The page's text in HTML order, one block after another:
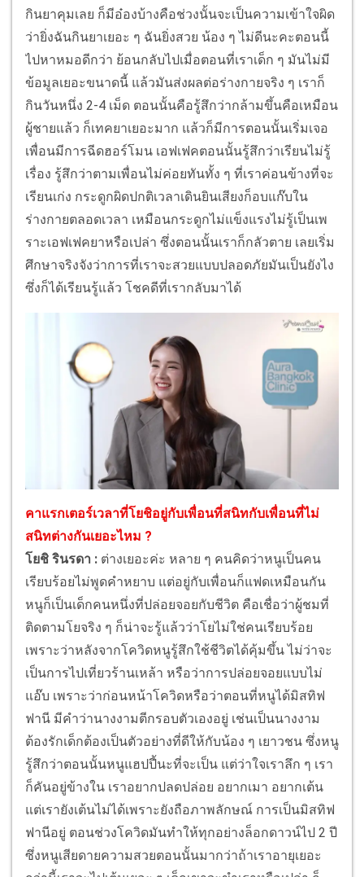
กินยาคุมเลย ก็มีอ๋องบ้างคือช่วงนั้นจะเป็นความเข้าใจผิด
ว่ายิ่งฉันกินยาเยอะ ๆ ฉันยิ่งสวย น้อง ๆ ไม่ดีนะคะตอนนี้
ไปหาหมอดีกว่า ย้อนกลับไปเมื่อตอนที่เราเด็ก ๆ มันไม่มี
ข้อมูลเยอะขนาดนี้ แล้วมันส่งผลต่อร่างกายจริง ๆ เราก็
กินวันหนึ่ง 2-4 เม็ด ตอนนั้นคือรู้สึกว่ากล้ามขึ้นคือเหมือน
ผู้ชายแล้ว ก็เทคยาเยอะมาก แล้วก็มีการตอนนั้นเริ่มเจอ
เพื่อนมีการฉีดฮอร์โมน เอฟเฟคตอนนั้นรู้สึกว่าเรียนไม่รู้
เรื่อง รู้สึกว่าตามเพื่อนไม่ค่อยทันทั้ง ๆ ที่เราค่อนข้างที่จะ
เรียนเก่ง กระดูกผิดปกติเวลาเดินยินเสียงก็อบแก๊บใน
ร่างกายตลอดเวลา เหมือนกระดูกไม่แข็งแรงไม่รู้เป็นเพ
ราะเอฟเฟคยาหรือเปล่า ซึ่งตอนนั้นเราก็กลัวตาย เลยเริ่ม
ศึกษาจริงจังว่าการที่เราจะสวยแบบปลอดภัยมันเป็นยังไง
ซึ่งก็ได้เรียนรู้แล้ว โชคดีที่เรากลับมาได้
คาแรกเตอร์เวลาที่โยชิอยู่กับเพื่อนที่สนิทกับเพื่อนที่ไม่
สนิทต่างกันเยอะไหม ?
โยชิ รินรดา : ต่างเยอะค่ะ หลาย ๆ คนคิดว่าหนูเป็นคน
เรียบร้อยไม่พูดคำหยาบ แต่อยู่กับเพื่อนก็แฟดเหมือนกัน
หนูก็เป็นเด็กคนหนึ่งที่ปล่อยจอยกับชีวิต คือเชื่อว่าผู้ชมที่
ติดตามโยจริง ๆ ก็น่าจะรู้แล้วว่าโยไม่ใช่คนเรียบร้อย
เพราะว่าหลังจากโควิดหนูรู้สึกใช้ชีวิตได้คุ้มขึ้น ไม่ว่าจะ
เป็นการไปเที่ยวร้านเหล้า หรือว่าการปล่อยจอยแบบไม่
แอ๊บ เพราะว่าก่อนหน้าโควิดหรือว่าตอนที่หนูได้มิสทิฟ
ฟานี มีคำว่านางงามตีกรอบตัวเองอยู่ เช่นเป็นนางงาม
ต้องรักเด็กต้องเป็นตัวอย่างที่ดีให้กับน้อง ๆ เยาวชน ซึ่งหนู
รู้สึกว่าตอนนั้นหนูแฮปปี้นะที่จะเป็น แต่ว่าใจเราลึก ๆ เรา
ก็คันอยู่ข้างใน เราอยากปลดปล่อย อยากเมา อยากเต้น
แต่เรายังเต้นไม่ได้เพราะยังถือภาพลักษณ์ การเป็นมิสทิฟ
ฟานีอยู่ ตอนช่วงโควิดมันทำให้ทุกอย่างล็อกดาวน์ไป 2 ปี
ซึ่งหนูเสียดายความสวยตอนนั้นมากว่าถ้าเราอายุเยอะ